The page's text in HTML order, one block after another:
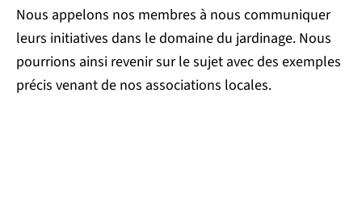
Nous appelons nos membres à nous communiquer
leurs initiatives dans le domaine du jardinage. Nous
pourrions ainsi revenir sur le sujet avec des exemples
précis venant de nos associations locales.